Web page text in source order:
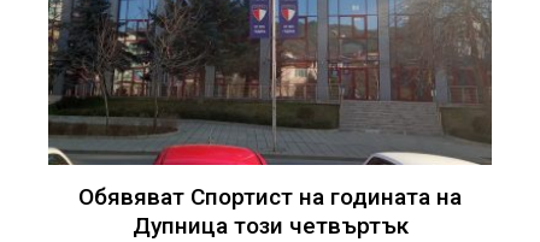
Обявяват Спортист на годината на
Дупница този четвъртък